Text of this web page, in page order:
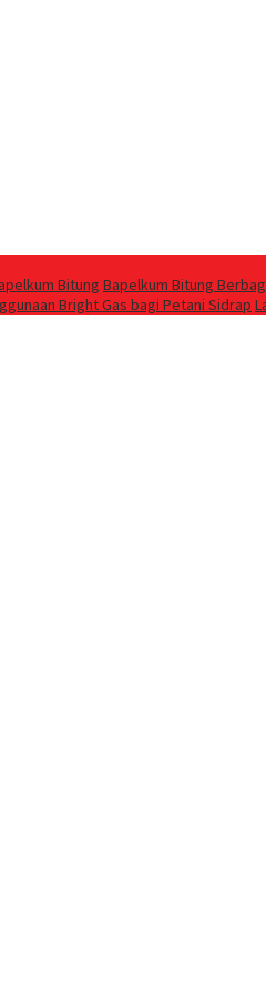
Bitung ‎Bapelkum Bitung
Bright Gas bagi Petani Sidrap